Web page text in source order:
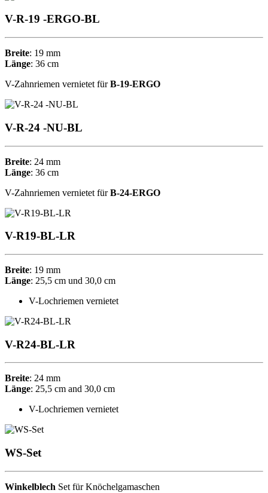
V-R-19 -ERGO-BL
Breite: 19 mm
Länge: 36 cm
V-Zahnriemen vernietet fürB-19-ERGO
V-R-24 -NU-BL
Breite: 24 mm
Länge: 36 cm
V-Zahnriemen vernietet fürB-24-ERGO
V-R19-BL-LR
Breite: 19 mm
Länge: 25,5 cm und 30,0 cm
V-Lochriemen vernietet
V-R24-BL-LR
Breite: 24 mm
Länge: 25,5 cm and 30,0 cm
V-Lochriemen vernietet
WS-Set
Winkelblech Set für Knöchelgamaschen